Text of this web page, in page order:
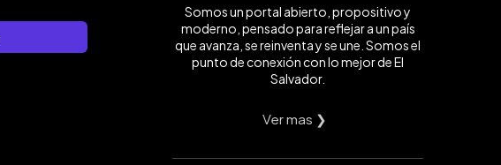
Somos un portal abierto, propositivo y
moderno, pensado para reflejar a un país
que avanza, se reinventa y se une. Somos el
punto de conexión con lo mejor de El
Salvador.
Ver mas ❯